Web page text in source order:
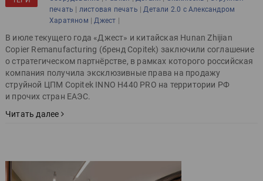
печать | листовая печать | Детали 2.0 с Александром
Харатяном | Джест |
В июле текущего года «Джест» и китайская Hunan Zhijian
Copier Remanufacturing (бренд Copitek) заключили соглашение
о стратегическом партнёрстве, в рамках которого российская
компания получила эксклюзивные права на продажу
струйной ЦПМ Copitek INNO H440 PRO на территории РФ
и прочих стран ЕАЭС.
Читать далее